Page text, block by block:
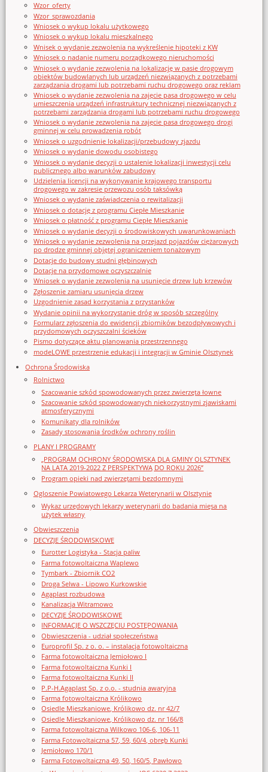
Wzor_oferty
Wzor_sprawozdania
Wniosek o wykup lokalu użytkowego
Wniosek o wykup lokalu mieszkalnego
Wnisek o wydanie zezwolenia na wykreślenie hipoteki z KW
Wniosek o nadanie numeru porządkowego nieruchomości
Wniosek o wydanie zezwolenia na lokalizację w pasie drogowym
obiektów budowlanych lub urządzeń niezwiązanych z potrzebami
zarządzania drogami lub potrzebami ruchu drogowego oraz reklam
Wniosek o wydanie zezwolenia na zajęcie pasa drogowego w celu
umieszczenia urządzeń infrastruktury technicznej niezwiązanych z
potrzebami zarządzania drogami lub potrzebami ruchu drogowego
Wniosek o wydanie zezwolenia na zajęcie pasa drogowego drogi
gminnej w celu prowadzenia robót
Wniosek o uzgodnienie lokalizacji/przebudowy zjazdu
Wniosek o wydanie dowodu osobistego
Wniosek o wydanie decyzji o ustalenie lokalizacji inwestycji celu
publicznego albo warunków zabudowy
Udzielenia licencji na wykonywanie krajowego transportu
drogowego w zakresie przewozu osób taksówką
Wniosek o wydanie zaświadczenia o rewitalizacji
Wniosek o dotację z programu Ciepłe Mieszkanie
Wniosek o płatność z programu Ciepłe Mieszkanie
Wniosek o wydanie decyzji o środowiskowych uwarunkowaniach
Wniosek o wydanie zezwolenia na przejazd pojazdów ciężarowych
po drodze gminnej objętej ograniczeniem tonażowym
Dotacje do budowy studni głębinowych
Dotacje na przydomowe oczyszczalnie
Wniosek o wydanie zezwolenia na usunięcie drzew lub krzewów
Zgłoszenie zamiaru usunięcia drzew
Uzgodnienie zasad korzystania z przystanków
Wydanie opinii na wykorzystanie dróg w sposób szczególny
Formularz zgłoszenia do ewidencji zbiorników bezodpływowych i
przydomowych oczyszczalni ścieków
Pismo dotyczące aktu planowania przestrzennego
modeLOWE przestrzenie edukacji i integracji w Gminie Olsztynek
Ochrona Środowiska
Rolnictwo
Szacowanie szkód spowodowanych przez zwierzęta łowne
Szacowanie szkód spowodowanych niekorzystnymi zjawiskami
atmosferycznymi
Komunikaty dla rolników
Zasady stosowania środków ochrony roślin
PLANY I PROGRAMY
„PROGRAM OCHRONY ŚRODOWISKA DLA GMINY OLSZTYNEK
NA LATA 2019-2022 Z PERSPEKTYWĄ DO ROKU 2026”
Program opieki nad zwierzętami bezdomnymi
Ogloszenie Powiatowego Lekarza Weterynarii w Olsztynie
Wykaz urzędowych lekarzy weterynarii do badania mięsa na
użytek własny
Obwieszczenia
DECYZJE ŚRODOWISKOWE
Eurotter Logistyka - Stacja paliw
Farma fotowoltaiczna Waplewo
Tymbark - Zbiornik CO2
Droga Selwa - Lipowo Kurkowskie
Agaplast rozbudowa
Kanalizacja Witramowo
DECYZJE ŚRODOWISKOWE
INFORMACJE O WSZCZĘCIU POSTĘPOWANIA
Obwieszczenia - udział społeczeństwa
Europrofil Sp. z o. o. – instalacja fotowoltaiczna
Farma fotowoltaiczna Jemiołowo I
Farma fotowoltaiczna Kunki I
Farma fotowoltaiczna Kunki II
P.P-H.Agaplast Sp. z o.o. - studnia awaryjna
Farma fotowoltaiczna Królikowo
Osiedle Mieszkaniowe, Królikowo dz. nr 42/7
Osiedle Mieszkaniowe, Królikowo dz. nr 166/8
Farma fotowoltaiczna Wilkowo 106-6, 106-11
Farma Fotowoltaiczna 57, 59, 60/4, obręb Kunki
Jemiołowo 170/1
Farma Fotowoltaiczna 49, 50, 160/5, Pawłowo